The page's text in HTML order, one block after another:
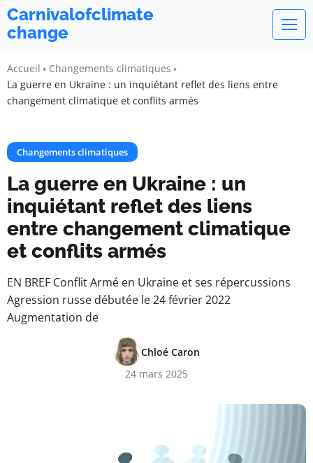
Carnivalofclimate
change
Accueil
Changements climatiques
La guerre en Ukraine : un inquiétant reflet des liens entre
changement climatique et conflits armés
Changements climatiques
La guerre en Ukraine : un
inquiétant reflet des liens
entre changement climatique
et conflits armés
EN BREF Conflit Armé en Ukraine et ses répercussions
Agression russe débutée le 24 février 2022
Augmentation de
Chloé Caron
24 mars 2025